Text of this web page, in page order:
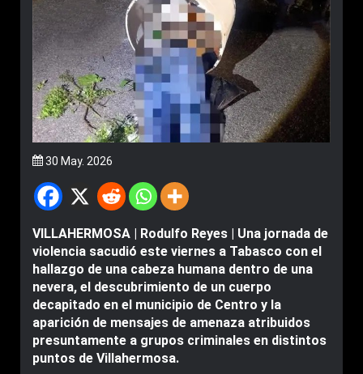
30 May. 2026
VILLAHERMOSA | Rodulfo Reyes | Una jornada de
violencia sacudió este viernes a Tabasco con el
hallazgo de una cabeza humana dentro de una
nevera, el descubrimiento de un cuerpo
decapitado en el municipio de Centro y la
aparición de mensajes de amenaza atribuidos
presuntamente a grupos criminales en distintos
puntos de Villahermosa.